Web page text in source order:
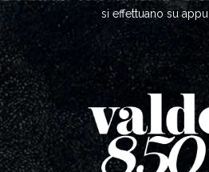
si effettuano su